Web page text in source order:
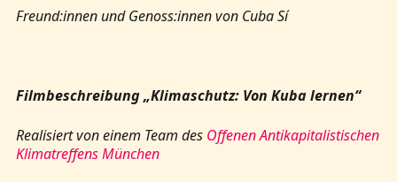
Freund:innen und Genoss:innen von Cuba Sí
Filmbeschreibung „Klimaschutz: Von Kuba lernen“
Realisiert von einem Team des Offenen Antikapitalistischen
Klimatreffens München